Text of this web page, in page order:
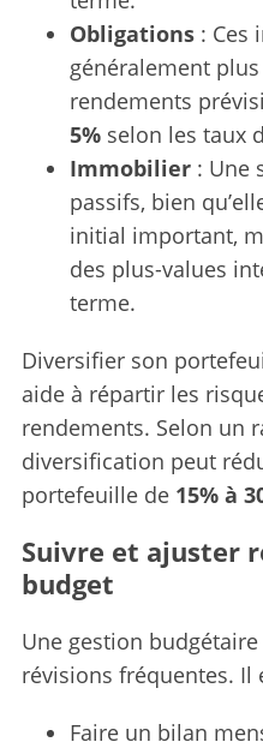
Obligations: Ces
généralement
rendements
5%selon les taux
Immobilier: Une
passifs, bien
initial important,
des plus-values
terme.
Diversifier son
aide à répartir les
rendements. Selon un
diversification peut
portefeuille de 15% à
Suivre et ajuster
budget
Une gestion
révisions fréquentes. Il
Faire un bilan